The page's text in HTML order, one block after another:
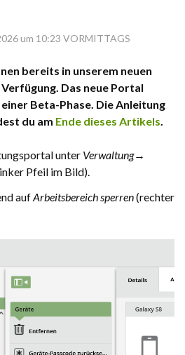
um 10:23 VORMITTAGS
bereits in unserem neuen
Das neue Portal
Beta-Phase. Die Anleitung
du am Ende dieses Artikels.
unter Verwaltung→
Pfeil im Bild).
aufArbeitsbereich sperren(rechter